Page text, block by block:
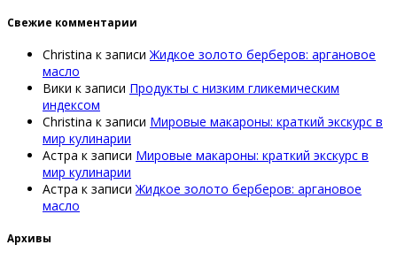
Свежие комментарии
Christina к записиЖидкое золото берберов: аргановое
масло
Вики к записи Продукты с низким гликемическим
индексом
Christina к записи Мировые макароны: краткий экскурс в
мир кулинарии
Астра к записи Мировые макароны: краткий экскурс в
мир кулинарии
Астра к записиЖидкое золото берберов: аргановое
масло
Архивы